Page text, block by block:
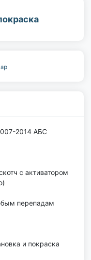
2014 АБС
с активатором
перепадам
и покраска